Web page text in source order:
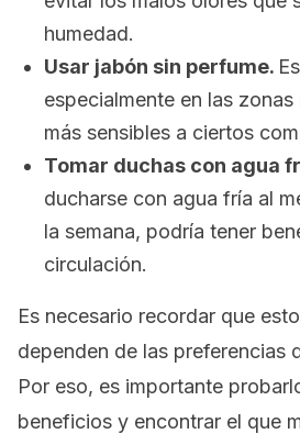
humedad.
Usar jabón sin perfume.
especialmente en las
más sensibles a ciertos
Tomar duchas con agua
ducharse con agua fría al
la semana, podría tener
circulación.
Es necesario recordar que
dependen de las preferencias
Por eso, es importante
beneficios y encontrar el que